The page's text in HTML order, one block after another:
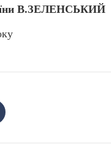
В.ЗЕЛЕНСЬКИЙ